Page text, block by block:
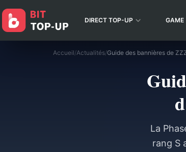
DIRECT TOP-UP GAME
Accueil/Actualités/
La
rang S